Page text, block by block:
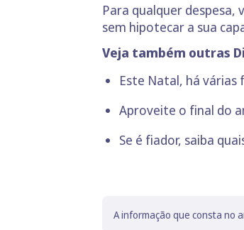
Para qualquer
sem hipotecar a sua
Veja também outras
Este Natal, há várias
Aproveite o final do
Se é fiador, saiba
A informação que consta no